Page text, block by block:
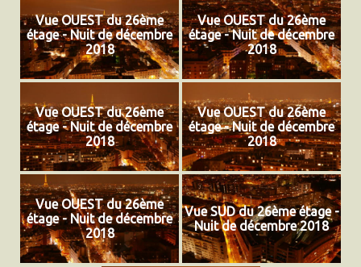
Vue OUEST du 26ème
étage - Nuit de décembre
2018
Vue OUEST du 26ème
étage - Nuit de décembre
2018
Vue OUEST du 26ème
étage - Nuit de décembre
2018
Vue OUEST du 26ème
étage - Nuit de décembre
2018
Vue OUEST du 26ème
étage - Nuit de décembre
2018
Vue SUD du 26ème étage -
Nuit de décembre 2018